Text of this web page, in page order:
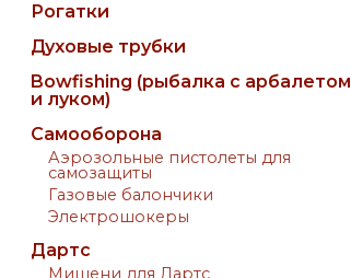
Рогатки
Духовые трубки
Bowfishing (рыбалка с арбалетом
и луком)
Самооборона
Аэрозольные пистолеты для
самозащиты
Газовые балончики
Электрошокеры
Дартс
Мишени для Дартс